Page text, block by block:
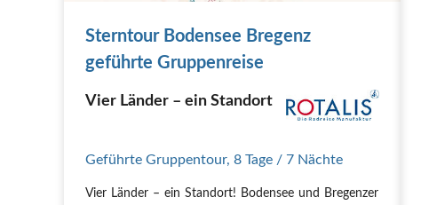
Sterntour Bodensee Bregenz
geführte Gruppenreise
Vier Länder – ein Standort
Geführte Gruppentour, 8 Tage / 7 Nächte
Vier Länder – ein Standort! Bodensee und Bregenzer